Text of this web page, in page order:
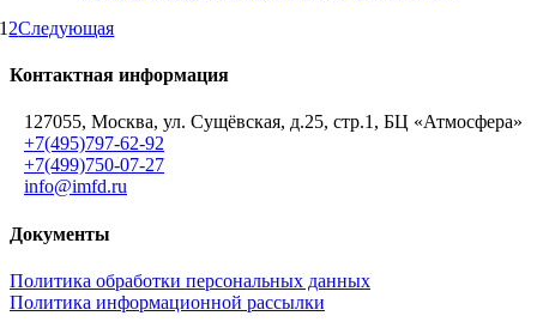
1 2Следующая
Контактная информация
127055, Москва, ул. Сущёвская, д.25, стр.1, БЦ «Атмосфера»
+7(495)797-62-92
+7(499)750-07-27
info@imfd.ru
Документы
Политика обработки персональных данных
Политика информационной рассылки